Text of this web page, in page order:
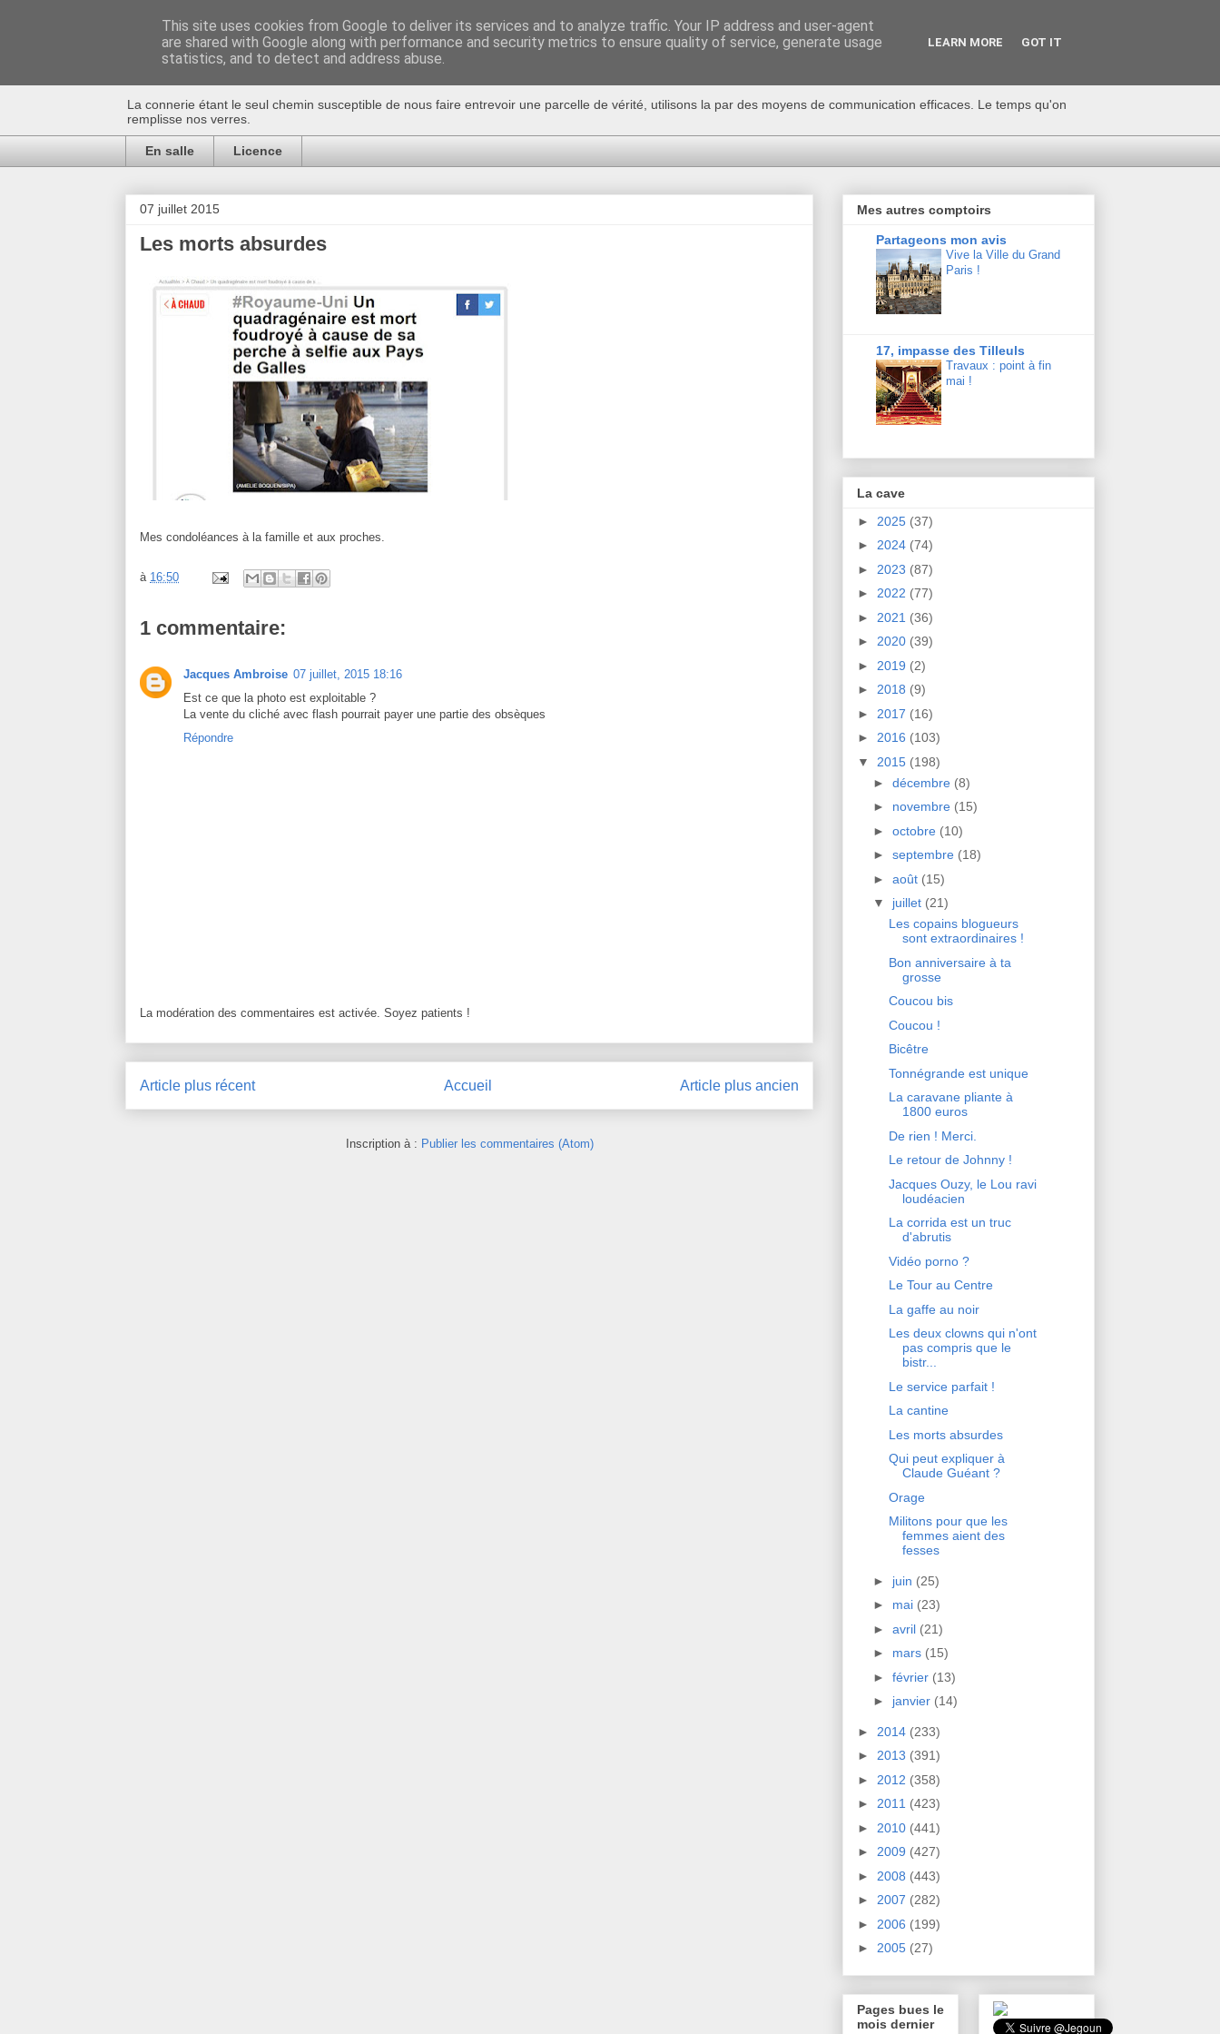
Au bistro !
La connerie étant le seul chemin susceptible de nous faire entrevoir une parcelle de vérité, utilisons la par des moyens de communication efficaces. Le temps qu'on
remplisse nos verres.
En salle Licence
07 juillet 2015
Les morts absurdes
Mes condoléances à la famille et aux proches.
à 16:50
1 commentaire:
Jacques Ambroise 07 juillet, 2015 18:16
Est ce que la photo est exploitable ?
La vente du cliché avec flash pourrait payer une partie des obsèques
Répondre
La modération des commentaires est activée. Soyez patients !
Article plus récent Article plus ancien
Accueil
Inscription à : Publier les commentaires (Atom)
Mes autres comptoirs
Partageons mon avis
Vive la Ville du Grand
Paris !
17, impasse des Tilleuls
Travaux : point à fin
mai !
La cave
► 2025 (37)
► 2024 (74)
► 2023 (87)
► 2022 (77)
► 2021 (36)
► 2020 (39)
► 2019 (2)
► 2018 (9)
► 2017 (16)
► 2016 (103)
▼ 2015 (198)
► décembre (8)
► novembre (15)
► octobre (10)
► septembre (18)
► août (15)
▼ juillet (21)
Les copains blogueurs
sont extraordinaires !
Bon anniversaire à ta
grosse
Coucou bis
Coucou !
Bicêtre
Tonnégrande est unique
La caravane pliante à
1800 euros
De rien ! Merci.
Le retour de Johnny !
Jacques Ouzy, le Lou ravi
loudéacien
La corrida est un truc
d'abrutis
Vidéo porno ?
Le Tour au Centre
La gaffe au noir
Les deux clowns qui n'ont
pas compris que le
bistr...
Le service parfait !
La cantine
Les morts absurdes
Qui peut expliquer à
Claude Guéant ?
Orage
Militons pour que les
femmes aient des
fesses
► juin (25)
► mai (23)
► avril (21)
► mars (15)
► février (13)
► janvier (14)
► 2014 (233)
► 2013 (391)
► 2012 (358)
► 2011 (423)
► 2010 (441)
► 2009 (427)
► 2008 (443)
► 2007 (282)
► 2006 (199)
► 2005 (27)
Pages bues le
mois dernier
This site uses cookies from Google to deliver its services and to analyze traffic. Your IP address and user-agent
are shared with Google along with performance and security metrics to ensure quality of service, generate usage
statistics, and to detect and address abuse.
LEARN MORE GOT IT